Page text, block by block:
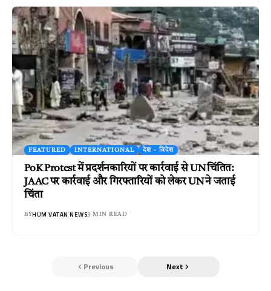
FEATURED INTERNATIONAL देश - विदेश
PoK Protest में प्रदर्शनकारियों पर कार्रवाई से UN चिंतित:
JAAC पर कार्रवाई और गिरफ्तारियों को लेकर UN ने जताई
चिंता
BYHUM VATAN NEWS3 MIN READ
Previous Next